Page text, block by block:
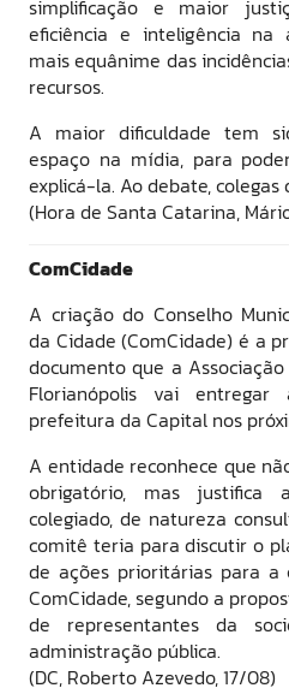
simplificação e maior
eficiência e inteligência na
mais equânime das
recursos.
A maior dificuldade tem
espaço na mídia, para
explicá-la. Ao debate, colegas
(Hora de Santa Catarina,
ComCidade
A criação do Conselho
da Cidade (ComCidade) é a
documento que a
Florianópolis vai
prefeitura da Capital nos
A entidade reconhece que
obrigatório, mas justifica
colegiado, de natureza
comitê teria para discutir o
de ações prioritárias para a
ComCidade, segundo a
de representantes da
administração pública.
(DC, Roberto Azevedo, 17/08)